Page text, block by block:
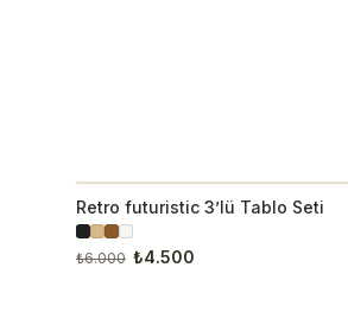
İNDIRIM
Retro futuristic 3’lü Tablo Seti
₺6.000 ₺4.500